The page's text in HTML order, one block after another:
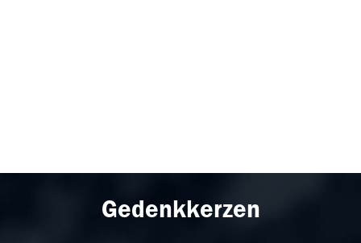
Gedenkkerzen